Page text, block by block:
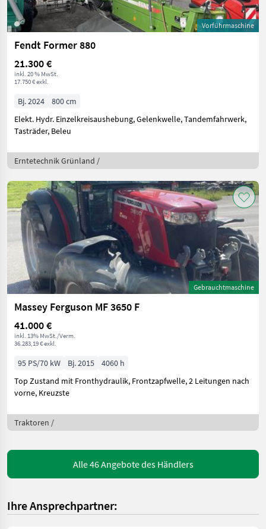
Vorführmaschine
Fendt Former 880
21.300 €
inkl. 20 % MwSt.
17.750 € exkl.
Bj. 2024
800 cm
Elekt. Hydr. Einzelkreisaushebung, Gelenkwelle, Tandemfahrwerk,
Tasträder, Beleu
Erntetechnik Grünland /
Gebrauchtmaschine
Massey Ferguson MF 3650 F
41.000 €
inkl. 13% MwSt./Verm.
36.283,19 € exkl.
95 PS/70 kW Bj. 2015
4060 h
Top Zustand mit Fronthydraulik, Frontzapfwelle, 2 Leitungen nach
vorne, Kreuzste
Traktoren /
Alle 46 Angebote des Händlers
Ihre Ansprechpartner: